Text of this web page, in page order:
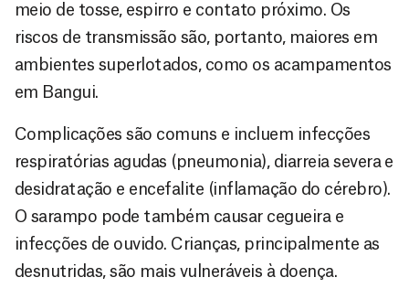
meio de tosse, espirro e contato próximo. Os
riscos de transmissão são, portanto, maiores em
ambientes superlotados, como os acampamentos
em Bangui.
Complicações são comuns e incluem infecções
respiratórias agudas (pneumonia), diarreia severa e
desidratação e encefalite (inflamação do cérebro).
O sarampo pode também causar cegueira e
infecções de ouvido. Crianças, principalmente as
desnutridas, são mais vulneráveis à doença.